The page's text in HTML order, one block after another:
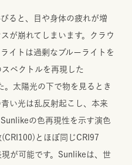
ると、目や身体の疲れが増
が崩れてしまいます。クラウ
イトは過剰なブルーライトを
ペクトルを再現した
。太陽光の下で物を見るとき
い光は乱反射起こし、本来
の色再現性を示す演色
とほぼ同じCRI97
が可能です。Sunlikeは、世